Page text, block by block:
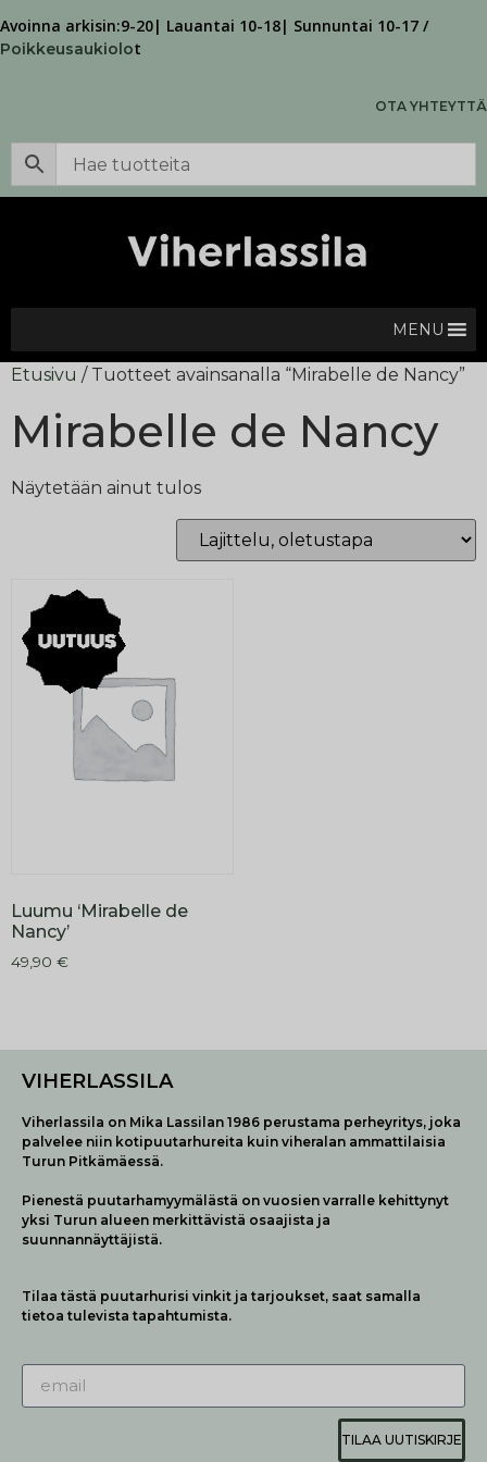
Avoinna arkisin:9-20| Lauantai 10-18| Sunnuntai 10-17 /
Poikkeusaukiolot
OTA YHTEYTTÄ
MENU
Etusivu / Tuotteet avainsanalla “Mirabelle de Nancy”
Mirabelle de Nancy
Näytetään ainut tulos
Luumu ‘Mirabelle de
Nancy’
49,90 €
VIHERLASSILA
Viherlassila on Mika Lassilan 1986 perustama perheyritys, joka
palvelee niin kotipuutarhureita kuin viheralan ammattilaisia
Turun Pitkämäessä.
Pienestä puutarhamyymälästä on vuosien varralle kehittynyt
yksi Turun alueen merkittävistä osaajista ja
suunnannäyttäjistä.
Tilaa tästä puutarhurisi vinkit ja tarjoukset, saat samalla
tietoa tulevista tapahtumista.
TILAA UUTISKIRJE